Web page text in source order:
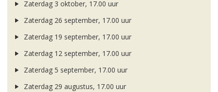
Zaterdag 3 oktober, 17.00 uur
Zaterdag 26 september, 17.00 uur
Zaterdag 19 september, 17.00 uur
Zaterdag 12 september, 17.00 uur
Zaterdag 5 september, 17.00 uur
Zaterdag 29 augustus, 17.00 uur